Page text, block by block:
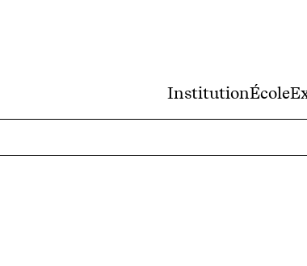
InstitutionÉcole